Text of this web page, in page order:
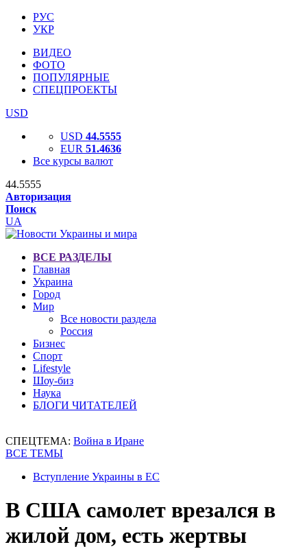
РУС
УКР
ВИДЕО
ФОТО
ПОПУЛЯРНЫЕ
СПЕЦПРОЕКТЫ
USD
USD 44.5555
EUR 51.4636
Все курсы валют
44.5555
Авторизация
Поиск
UA
ВСЕ РАЗДЕЛЫ
Главная
Украина
Город
Мир
Все новости раздела
Россия
Бизнес
Спорт
Lifestyle
Шоу-биз
Наука
БЛОГИ ЧИТАТЕЛЕЙ
СПЕЦТЕМА: Война в Иране
ВСЕ ТЕМЫ
Вступление Украины в ЕС
В США самолет врезался в
жилой дом, есть жертвы